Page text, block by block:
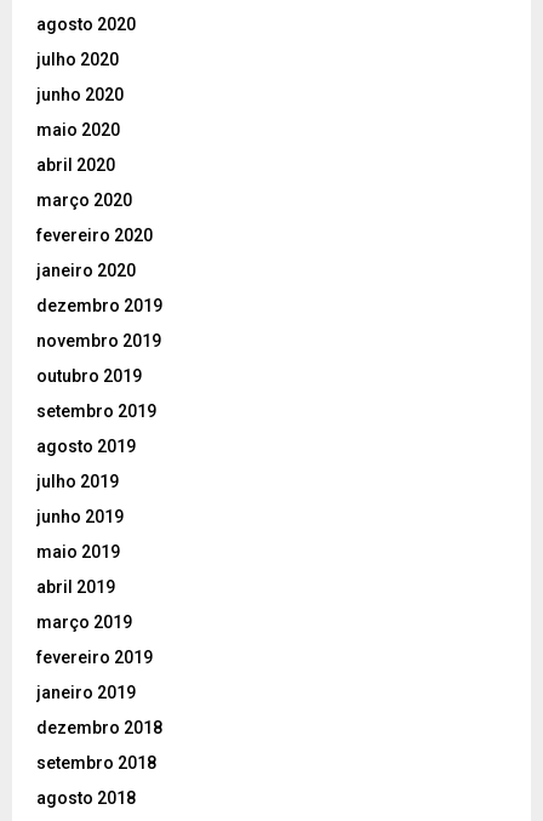
agosto 2020
julho 2020
junho 2020
maio 2020
abril 2020
março 2020
fevereiro 2020
janeiro 2020
dezembro 2019
novembro 2019
outubro 2019
setembro 2019
agosto 2019
julho 2019
junho 2019
maio 2019
abril 2019
março 2019
fevereiro 2019
janeiro 2019
dezembro 2018
setembro 2018
agosto 2018